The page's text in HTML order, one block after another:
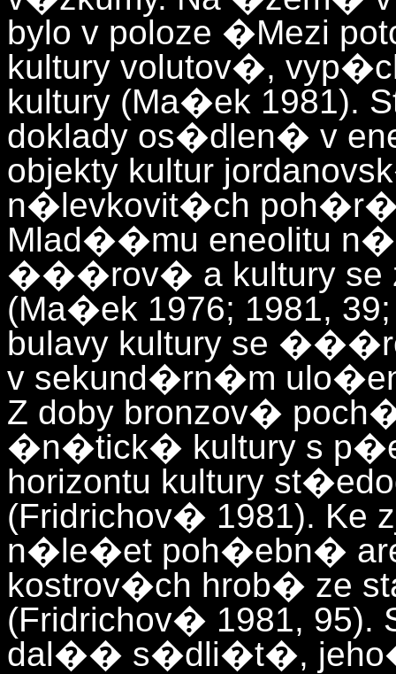
bylo v poloze �Mezi
kultury volutov�,
kultury (Ma�ek 1981).
doklady os�dlen� v
objekty kultur
n�levkovit�ch poh�r�
Mlad��mu eneolitu
���rov� a kultury se
(Ma�ek 1976; 1981,
bulavy kultury se
v sekund�rn�m
Z doby bronzov�
�n�tick� kultury s
horizontu kultury
(Fridrichov� 1981).
n�le�et poh�ebn�
kostrov�ch hrob� ze
(Fridrichov� 1981,
dal�� s�dli�t�,